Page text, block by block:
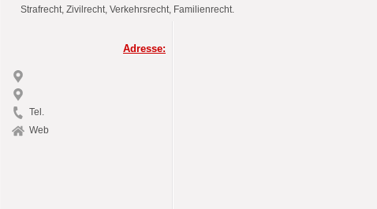
Strafrecht, Zivilrecht, Verkehrsrecht, Familienrecht.
Adresse:
Tel.
Web